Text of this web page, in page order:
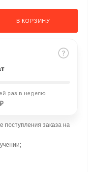
В КОРЗИНУ
раз в неделю
поступления заказа на
раз в 2